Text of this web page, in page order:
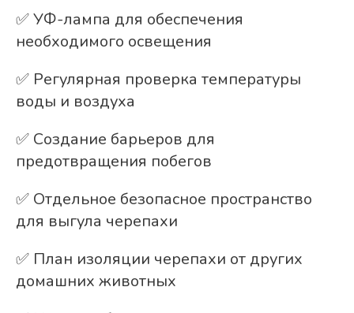
✅ УФ-лампа для обеспечения
необходимого освещения
✅ Регулярная проверка температуры
воды и воздуха
✅ Создание барьеров для
предотвращения побегов
✅ Отдельное безопасное пространство
для выгула черепахи
✅ План изоляции черепахи от других
домашних животных